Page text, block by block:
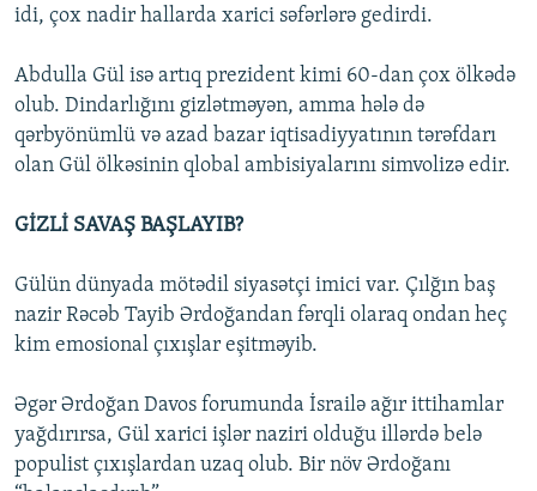
idi, çox nadir hallarda xarici səfərlərə gedirdi.
Abdulla Gül isə artıq prezident kimi 60-dan çox ölkədə
olub. Dindarlığını gizlətməyən, amma hələ də
qərbyönümlü və azad bazar iqtisadiyyatının tərəfdarı
olan Gül ölkəsinin qlobal ambisiyalarını simvolizə edir.
GİZLİ SAVAŞ BAŞLAYIB?
Gülün dünyada mötədil siyasətçi imici var. Çılğın baş
nazir Rəcəb Tayib Ərdoğandan fərqli olaraq ondan heç
kim emosional çıxışlar eşitməyib.
Əgər Ərdoğan Davos forumunda İsrailə ağır ittihamlar
yağdırırsa, Gül xarici işlər naziri olduğu illərdə belə
populist çıxışlardan uzaq olub. Bir növ Ərdoğanı